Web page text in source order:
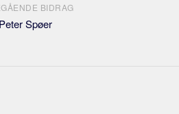
BIDRAG
Peter Spøer